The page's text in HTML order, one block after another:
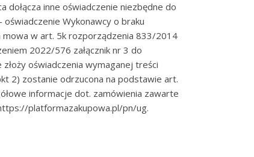
dołącza inne oświadczenie niezbędne do
Wykonawcy o braku
w art. 5k rozporządzenia 833/2014
2022/576 załącznik nr 3 do
oświadczenia wymaganej treści
2) zostanie odrzucona na podstawie art.
informacje dot. zamówienia zawarte
platformazakupowa.pl/pn/ug.